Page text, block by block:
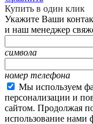
Купить в один клик
Укажите Ваши
и наш менеджер
символа
номер телефона
Мы используем
персонализации и
сайтом. Продолжая
использование нами